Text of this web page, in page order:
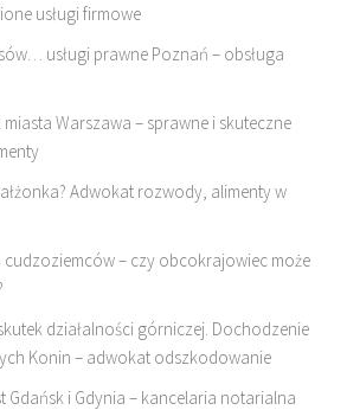
usługi firmowe
usługi prawne Poznań – obsługa
Warszawa – sprawne i skuteczne
Adwokat rozwody, alimenty w
cudzoziemców – czy obcokrajowiec może
działalności górniczej. Dochodzenie
Konin – adwokat odszkodowanie
Gdańsk i Gdynia – kancelaria notarialna